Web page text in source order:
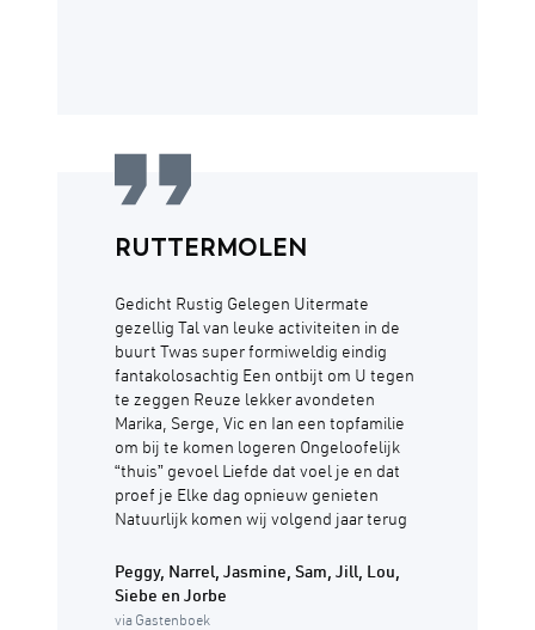
RUTTERMOLEN
Gedicht Rustig Gelegen Uitermate
gezellig Tal van leuke activiteiten in de
buurt Twas super formiweldig eindig
fantakolosachtig Een ontbijt om U tegen
te zeggen Reuze lekker avondeten
Marika, Serge, Vic en Ian een topfamilie
om bij te komen logeren Ongeloofelijk
“thuis” gevoel Liefde dat voel je en dat
proef je Elke dag opnieuw genieten
Natuurlijk komen wij volgend jaar terug
Peggy, Narrel, Jasmine, Sam, Jill, Lou,
Siebe en Jorbe
via Gastenboek